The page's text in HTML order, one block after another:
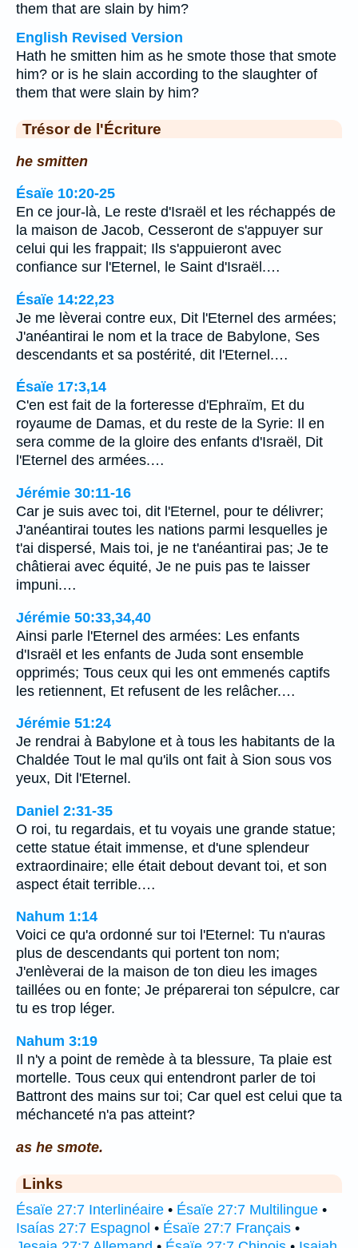
them that are slain by him?
English Revised Version
Hath he smitten him as he smote those that smote
him? or is he slain according to the slaughter of
them that were slain by him?
Trésor de l'Écriture
he smitten
Ésaïe 10:20-25
En ce jour-là, Le reste d'Israël et les réchappés de
la maison de Jacob, Cesseront de s'appuyer sur
celui qui les frappait; Ils s'appuieront avec
confiance sur l'Eternel, le Saint d'Israël.…
Ésaïe 14:22,23
Je me lèverai contre eux, Dit l'Eternel des armées;
J'anéantirai le nom et la trace de Babylone, Ses
descendants et sa postérité, dit l'Eternel.…
Ésaïe 17:3,14
C'en est fait de la forteresse d'Ephraïm, Et du
royaume de Damas, et du reste de la Syrie: Il en
sera comme de la gloire des enfants d'Israël, Dit
l'Eternel des armées.…
Jérémie 30:11-16
Car je suis avec toi, dit l'Eternel, pour te délivrer;
J'anéantirai toutes les nations parmi lesquelles je
t'ai dispersé, Mais toi, je ne t'anéantirai pas; Je te
châtierai avec équité, Je ne puis pas te laisser
impuni.…
Jérémie 50:33,34,40
Ainsi parle l'Eternel des armées: Les enfants
d'Israël et les enfants de Juda sont ensemble
opprimés; Tous ceux qui les ont emmenés captifs
les retiennent, Et refusent de les relâcher.…
Jérémie 51:24
Je rendrai à Babylone et à tous les habitants de la
Chaldée Tout le mal qu'ils ont fait à Sion sous vos
yeux, Dit l'Eternel.
Daniel 2:31-35
O roi, tu regardais, et tu voyais une grande statue;
cette statue était immense, et d'une splendeur
extraordinaire; elle était debout devant toi, et son
aspect était terrible.…
Nahum 1:14
Voici ce qu'a ordonné sur toi l'Eternel: Tu n'auras
plus de descendants qui portent ton nom;
J'enlèverai de la maison de ton dieu les images
taillées ou en fonte; Je préparerai ton sépulcre, car
tu es trop léger.
Nahum 3:19
Il n'y a point de remède à ta blessure, Ta plaie est
mortelle. Tous ceux qui entendront parler de toi
Battront des mains sur toi; Car quel est celui que ta
méchanceté n'a pas atteint?
as he smote.
Links
Ésaïe 27:7 Interlinéaire • Ésaïe 27:7 Multilingue •
Isaías 27:7 Espagnol • Ésaïe 27:7 Français •